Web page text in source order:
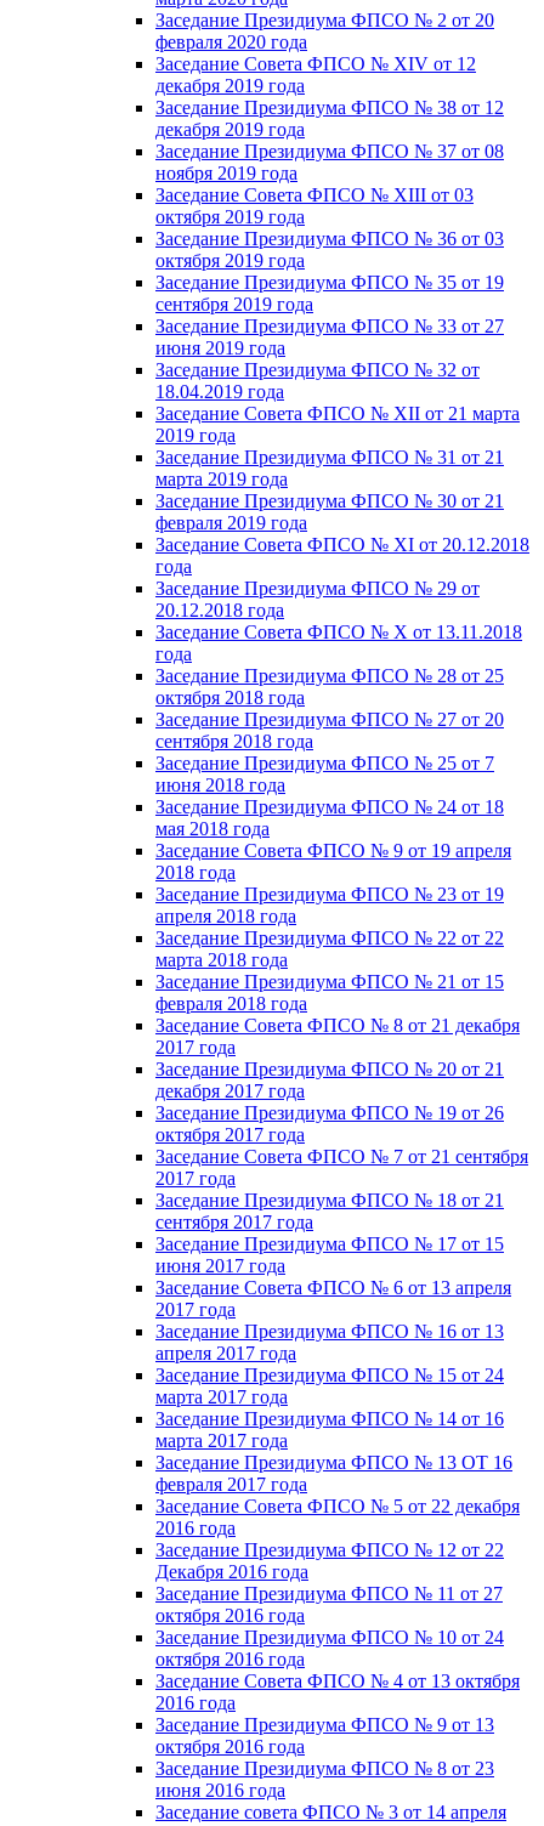
Заседание Президиума ФПСО № 2 от 20
февраля 2020 года
Заседание Совета ФПСО № XIV от 12
декабря 2019 года
Заседание Президиума ФПСО № 38 от 12
декабря 2019 года
Заседание Президиума ФПСО № 37 от 08
ноября 2019 года
Заседание Совета ФПСО № XIII от 03
октября 2019 года
Заседание Президиума ФПСО № 36 от 03
октября 2019 года
Заседание Президиума ФПСО № 35 от 19
сентября 2019 года
Заседание Президиума ФПСО № 33 от 27
июня 2019 года
Заседание Президиума ФПСО № 32 от
18.04.2019 года
Заседание Совета ФПСО № XII от 21 марта
2019 года
Заседание Президиума ФПСО № 31 от 21
марта 2019 года
Заседание Президиума ФПСО № 30 от 21
февраля 2019 года
Заседание Совета ФПСО № XI от 20.12.2018
года
Заседание Президиума ФПСО № 29 от
20.12.2018 года
Заседание Совета ФПСО № X от 13.11.2018
года
Заседание Президиума ФПСО № 28 от 25
октября 2018 года
Заседание Президиума ФПСО № 27 от 20
сентября 2018 года
Заседание Президиума ФПСО № 25 от 7
июня 2018 года
Заседание Президиума ФПСО № 24 от 18
мая 2018 года
Заседание Совета ФПСО № 9 от 19 апреля
2018 года
Заседание Президиума ФПСО № 23 от 19
апреля 2018 года
Заседание Президиума ФПСО № 22 от 22
марта 2018 года
Заседание Президиума ФПСО № 21 от 15
февраля 2018 года
Заседание Совета ФПСО № 8 от 21 декабря
2017 года
Заседание Президиума ФПСО № 20 от 21
декабря 2017 года
Заседание Президиума ФПСО № 19 от 26
октября 2017 года
Заседание Совета ФПСО № 7 от 21 сентября
2017 года
Заседание Президиума ФПСО № 18 от 21
сентября 2017 года
Заседание Президиума ФПСО № 17 от 15
июня 2017 года
Заседание Совета ФПСО № 6 от 13 апреля
2017 года
Заседание Президиума ФПСО № 16 от 13
апреля 2017 года
Заседание Президиума ФПСО № 15 от 24
марта 2017 года
Заседание Президиума ФПСО № 14 от 16
марта 2017 года
Заседание Президиума ФПСО № 13 ОТ 16
февраля 2017 года
Заседание Совета ФПСО № 5 от 22 декабря
2016 года
Заседание Президиума ФПСО № 12 от 22
Декабря 2016 года
Заседание Президиума ФПСО № 11 от 27
октября 2016 года
Заседание Президиума ФПСО № 10 от 24
октября 2016 года
Заседание Совета ФПСО № 4 от 13 октября
2016 года
Заседание Президиума ФПСО № 9 от 13
октября 2016 года
Заседание Президиума ФПСО № 8 от 23
июня 2016 года
Заседание совета ФПСО № 3 от 14 апреля